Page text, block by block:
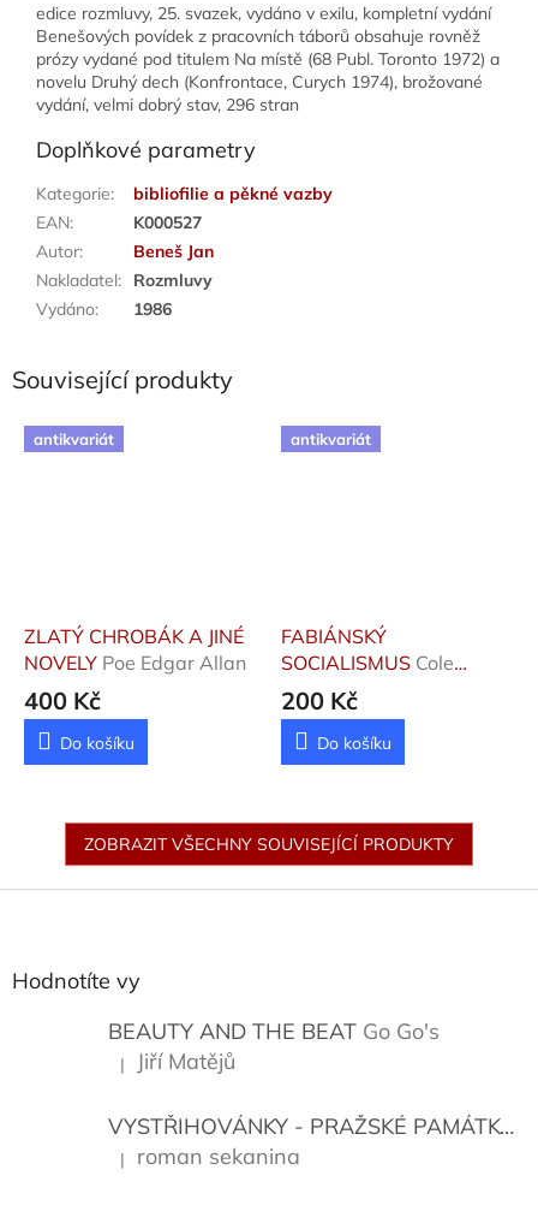
edice rozmluvy, 25. svazek, vydáno v exilu, kompletní vydání
Benešových povídek z pracovních táborů obsahuje rovněž
prózy vydané pod titulem Na místě (68 Publ. Toronto 1972) a
novelu Druhý dech (Konfrontace, Curych 1974), brožované
vydání, velmi dobrý stav, 296 stran
Doplňkové parametry
Kategorie:
bibliofilie a pěkné vazby
EAN:
K000527
Autor:
Beneš Jan
Nakladatel:
Rozmluvy
Vydáno: 1986
Související produkty
antikvariát
ZLATÝ CHROBÁK A JINÉ
NOVELY Poe Edgar Allan
400 Kč
Do košíku
antikvariát
FABIÁNSKÝ
SOCIALISMUS Cole
G.D.H.
200 Kč
Do košíku
ZOBRAZIT VŠECHNY SOUVISEJÍCÍ PRODUKTY
Hodnotíte vy
BEAUTY AND THE BEAT Go Go's
Hodnocení produktu je 5 z 5 hvězdiček.
| Jiří Matějů
VYSTŘIHOVÁNKY - PRAŽSKÉ PAMÁTKY
Hodnocení produktu je 5 z 5 hvězdiček.
| roman sekanina